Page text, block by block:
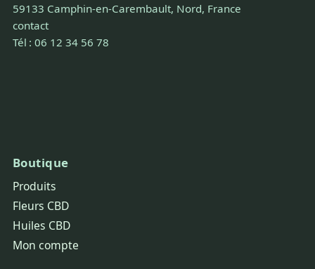
59133 Camphin-en-Carembault, Nord, France
contact
Tél : 06 12 34 56 78
Boutique
Produits
Fleurs CBD
Huiles CBD
Mon compte